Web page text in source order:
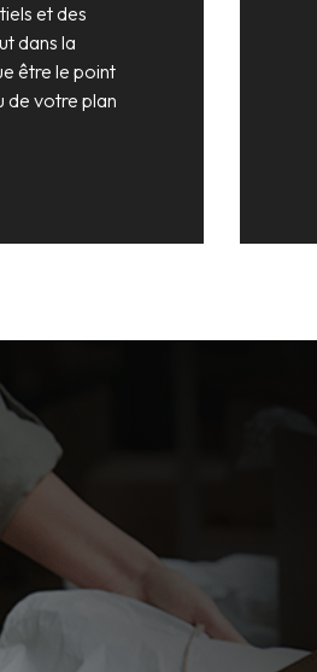
et des
dans la
être le point
de votre plan